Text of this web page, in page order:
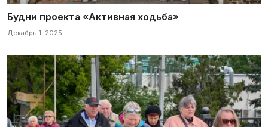
Будни проекта «Активная ходьба»
Декабрь 1, 2025